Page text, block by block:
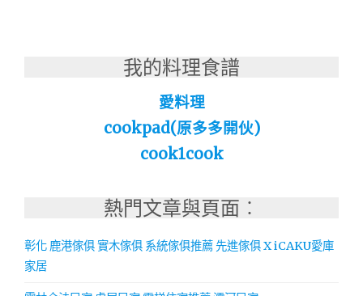
我的料理食譜
愛料理
cookpad(原多多開伙)
cook1cook
熱門文章與頁面︰
彰化 鹿港傢俱 實木傢俱 系統傢俱推薦 先進傢俱 X iCAKU愛庫
家居